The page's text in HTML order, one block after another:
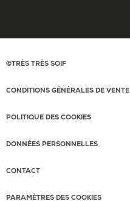
©TRÈS TRÈS SOIF
CONDITIONS GÉNÉRALES DE VENTE
POLITIQUE DES COOKIES
DONNÉES PERSONNELLES
CONTACT
PARAMÈTRES DES COOKIES